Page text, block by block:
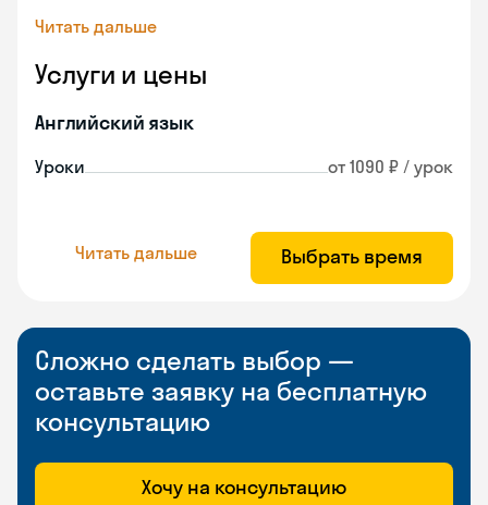
Читать дальше
Услуги и цены
Английский язык
Уроки от 1090 ₽ / урок
Читать дальше Выбрать время
Сложно сделать выбор —
оставьте заявку на бесплатную
консультацию
Хочу на консультацию